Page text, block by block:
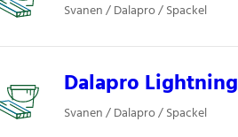
Svanen / Dalapro / Spackel
Dalapro
Svanen / Dalapro / Spackel